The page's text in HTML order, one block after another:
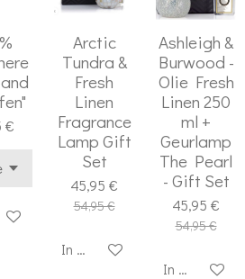
€
benachrichtigen
Arctic
Tundra &
Fresh
Linen
Fragrance
Lamp Gift
Set
45,95 €
54,95 €
In den Warenkorb
Ashleigh &
Burwood -
Olie Fresh
Linen 250
ml +
Geurlamp
The Pearl
- Gift Set
45,95 €
54,95 €
In den